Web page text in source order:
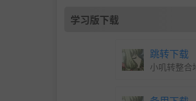
■与角色互动，加强与原角色
通过与这些角色互动并加强
加强与您最喜欢的角色的联系
学习版下载
跳转下载
小叽转整合